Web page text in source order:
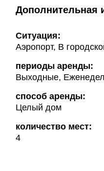
Дополнительная
Ситуация:
Аэропорт, В
периоды аренды:
Выходные,
способ аренды:
Целый дом
количество мест:
4